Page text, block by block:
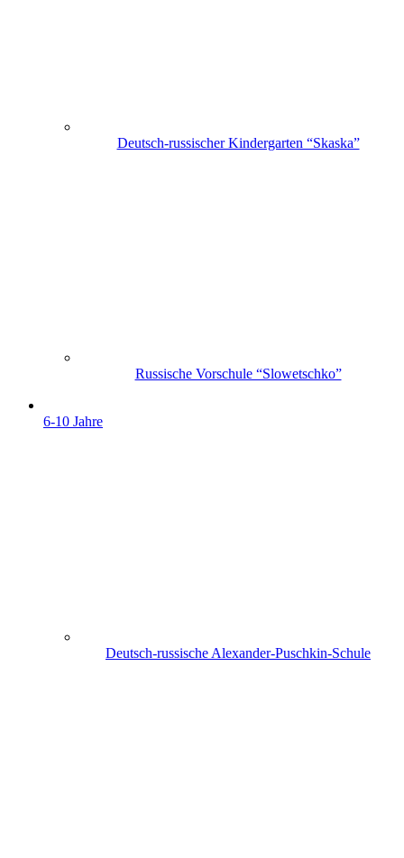
Deutsch-russischer Kindergarten “Skaska”
Russische Vorschule “Slowetschko”
6-10 Jahre
Deutsch-russische Alexander-Puschkin-Schule